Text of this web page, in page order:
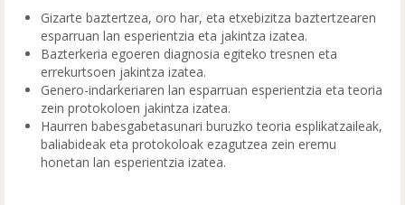
Gizarte baztertzea, oro har, eta etxebizitza baztertzearen
esparruan lan esperientzia eta jakintza izatea.
Bazterkeria egoeren diagnosia egiteko tresnen eta
errekurtsoen jakintza izatea.
Genero-indarkeriaren lan esparruan esperientzia eta teoria
zein protokoloen jakintza izatea.
Haurren babesgabetasunari buruzko teoria esplikatzaileak,
baliabideak eta protokoloak ezagutzea zein eremu
honetan lan esperientzia izatea.